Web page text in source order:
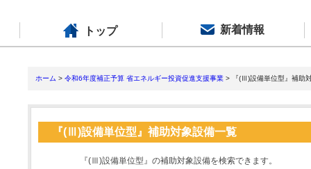
トップ 新着情報
ホーム > 令和6年度補正予算 省エネルギー投資促進支援事業 > 『(Ⅲ)設備単位型』補助
『(Ⅲ)設備単位型』補助対象設備一覧
『(Ⅲ)設備単位型』の補助対象設備を検索できます。